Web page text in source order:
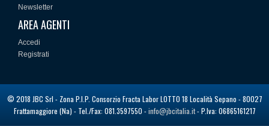
Newsletter
AREA AGENTI
Accedi
Registrati
© 2018 JBC Srl - Zona P.I.P. Consorzio Fracta Labor LOTTO 18 Località Sepano - 80027
Frattamaggiore (Na) - Tel./Fax: 081.3597550 -info@jbcitalia.it- P.Iva: 06865161217